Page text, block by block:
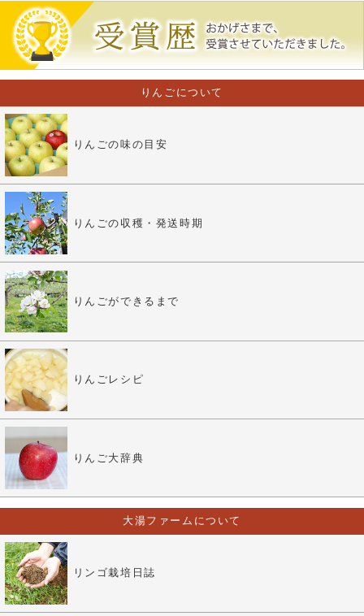
りんごについて
りんごの味の目安
りんごの収穫・発送時期
りんごができるまで
りんごレシピ
りんご大辞典
大湯ファームについて
リンゴ栽培日誌